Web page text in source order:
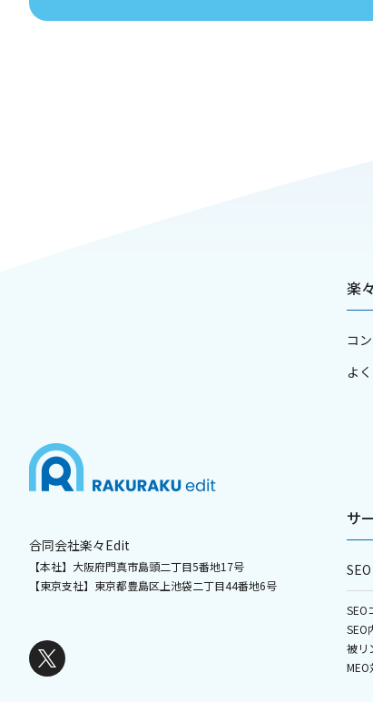
合同会社楽々Edit
【本社】大阪府門真市島頭二丁目5番地17号
【東京支社】東京都豊島区上池袋二丁目44番地6号
楽
コ
よ
サ
SEO
SEO
被リ